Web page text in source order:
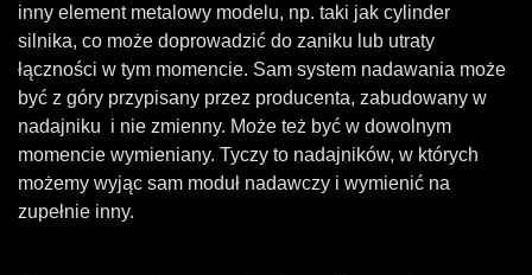
inny element metalowy modelu, np. taki jak cylinder
silnika, co może doprowadzić do zaniku lub utraty
łączności w tym momencie. Sam system nadawania może
być z góry przypisany przez producenta, zabudowany w
nadajniku i nie zmienny. Może też być w dowolnym
momencie wymieniany. Tyczy to nadajników, w których
możemy wyjąc sam moduł nadawczy i wymienić na
zupełnie inny.